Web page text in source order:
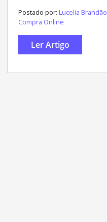
Postado por: Lucelia Brandão
Compra Online
Ler Artigo